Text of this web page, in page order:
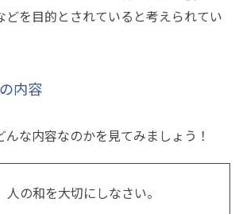
どを目的とされていると考えられてい
内容
な内容なのかを見てみましょう！
人の和を大切にしなさい。